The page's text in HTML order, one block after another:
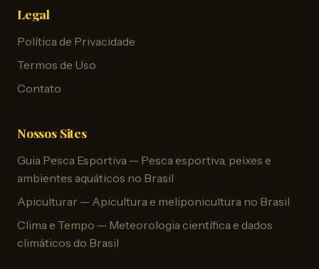
Legal
Política de Privacidade
Termos de Uso
Contato
Nossos Sites
Guia Pesca Esportiva — Pesca esportiva, peixes e
ambientes aquáticos no Brasil
Apiculturar — Apicultura e meliponicultura no Brasil
Clima e Tempo — Meteorologia científica e dados
climáticos do Brasil